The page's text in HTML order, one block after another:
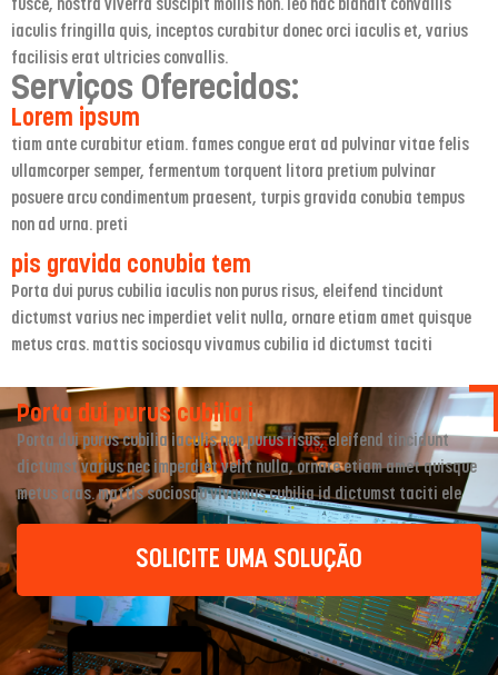
fusce, nostra viverra suscipit mollis non. leo hac blandit convallis
iaculis fringilla quis, inceptos curabitur donec orci iaculis et, varius
facilisis erat ultricies convallis.
Serviços Oferecidos:
Lorem ipsum
tiam ante curabitur etiam. fames congue erat ad pulvinar vitae felis
ullamcorper semper, fermentum torquent litora pretium pulvinar
posuere arcu condimentum praesent, turpis gravida conubia tempus
non ad urna. preti
pis gravida conubia tem
Porta dui purus cubilia iaculis non purus risus, eleifend tincidunt
dictumst varius nec imperdiet velit nulla, ornare etiam amet quisque
metus cras. mattis sociosqu vivamus cubilia id dictumst taciti
Porta dui purus cubilia i
Porta dui purus cubilia iaculis non purus risus, eleifend tincidunt
dictumst varius nec imperdiet velit nulla, ornare etiam amet quisque
metus cras. mattis sociosqu vivamus cubilia id dictumst taciti ele
SOLICITE UMA SOLUÇÃO